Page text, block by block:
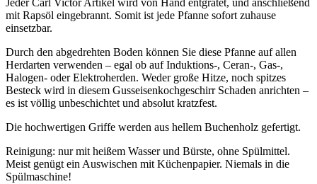
mit Rapsöl eingebrannt. Somit ist jede Pfanne sofort zuhause
einsetzbar.
Durch den abgedrehten Boden können Sie diese Pfanne auf allen
Herdarten verwenden – egal ob auf Induktions-, Ceran-, Gas-,
Halogen- oder Elektroherden. Weder große Hitze, noch spitzes
Besteck wird in diesem Gusseisenkochgeschirr Schaden anrichten –
es ist völlig unbeschichtet und absolut kratzfest.
Die hochwertigen Griffe werden aus hellem Buchenholz gefertigt.
Reinigung: nur mit heißem Wasser und Bürste, ohne Spülmittel.
Meist genügt ein Auswischen mit Küchenpapier. Niemals in die
Spülmaschine!